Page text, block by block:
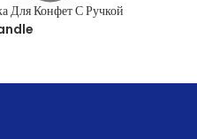
Для Конфет С Ручкой